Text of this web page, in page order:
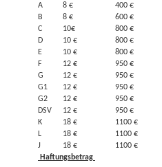
A
8 €
400 €
B
8 €
600 €
C
10€
800 €
D
10 €
800 €
E
10 €
800 €
F
12 €
950 €
G
12 €
950 €
G1
12 €
950 €
G2
12 €
950 €
DSV
12 €
950 €
K
18 €
1100 €
L
18 €
1100 €
J
18 €
1100 €
Haftungsbetrag